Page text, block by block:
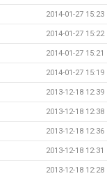
2014-01-27 15:23
2014-01-27 15:22
2014-01-27 15:21
2014-01-27 15:19
2013-12-18 12:39
2013-12-18 12:38
2013-12-18 12:36
2013-12-18 12:31
2013-12-18 12:28